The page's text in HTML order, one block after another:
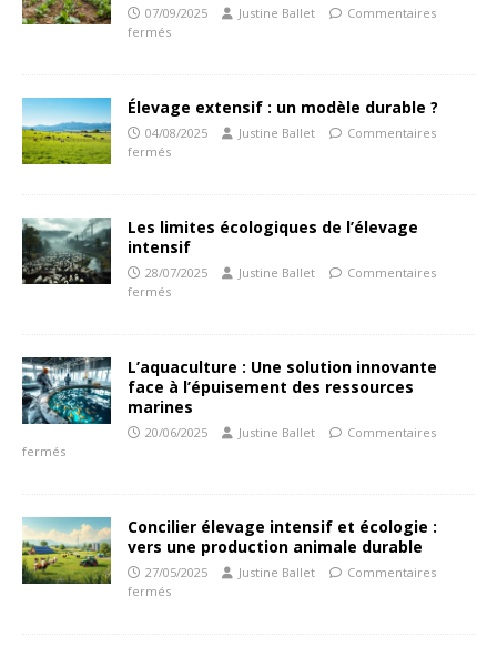
07/09/2025 Justine Ballet
Commentaires
fermés
Élevage extensif : un modèle durable ?
04/08/2025 Justine Ballet
Commentaires
fermés
Les limites écologiques de l’élevage
intensif
28/07/2025 Justine Ballet
Commentaires
fermés
L’aquaculture : Une solution innovante
face à l’épuisement des ressources
marines
20/06/2025 Justine Ballet
Commentaires
fermés
Concilier élevage intensif et écologie :
vers une production animale durable
27/05/2025 Justine Ballet
Commentaires
fermés